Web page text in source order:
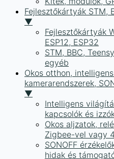
Fejlesztőkártyák STM,
▼
Fejlesztőkártyák
ESP12, ESP32
STM, BBC,
egyéb
Okos otthon,
kamerarendszerek,
▼
Intelligens
kapcsolók és
Okos aljzatok,
Zigbee-vel vagy
SONOFF
hidak és